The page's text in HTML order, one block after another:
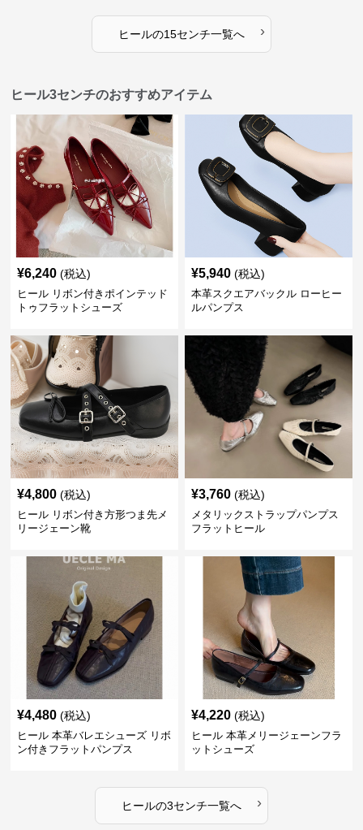
ヒールの15センチ一覧へ ›
ヒール3センチのおすすめアイテム
¥6,240 (税込)
ヒール リボン付きポインテッド
トゥフラットシューズ
¥5,940 (税込)
本革スクエアバックル ローヒー
ルパンプス
¥4,800 (税込)
ヒール リボン付き方形つま先メ
リージェーン靴
¥3,760 (税込)
メタリックストラップパンプス
フラットヒール
¥4,480 (税込)
ヒール 本革バレエシューズ リボ
ン付きフラットパンプス
¥4,220 (税込)
ヒール 本革メリージェーンフラ
ットシューズ
ヒールの3センチ一覧へ ›